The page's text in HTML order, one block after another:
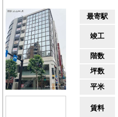
最寄駅
竣工
階数
坪数
平米
賃料